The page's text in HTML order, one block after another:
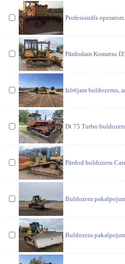
Profesionāls
Pārdodam Komatsu
Izīrējam buldozerus,
Dt 75 Turbo
Pārdod buldozeru
Buldozera
Buldozera